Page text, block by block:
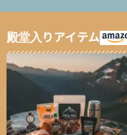
殿堂入りアイテム